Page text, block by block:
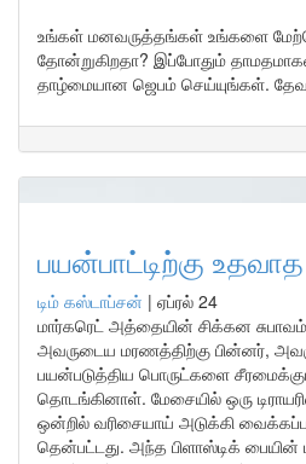
உங்கள் மனவருத்தங்கள் உங்களை
தோன்றுகிறதா? இப்போதும்
தாழ்மையான ஜெபம் செய்யுங்கள்.
பயன்பாட்டிற்கு உதவாத
டிம் கஸ்டாப்சன் | ஏப்ரல் 24
மார்கரெட் அத்தையின் சிக்கன சுபாவம்
அவருடைய மரணத்திற்கு பின்னர்,
பயன்படுத்திய பொருட்களை
தொடங்கினாள். மேசையில் ஒரு
ஒன்றில் வரிசையாய் அடுக்கி
தென்பட்டது. அந்த பிளாஸ்டிக் பையின்